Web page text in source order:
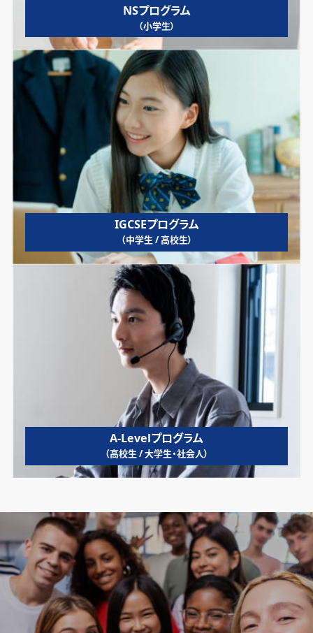
NSプログラム
（小学生）
IGCSEプログラム
（中学生 / 高校生）
A-Levelプログラム
（高校生 / 大学生・社会人）